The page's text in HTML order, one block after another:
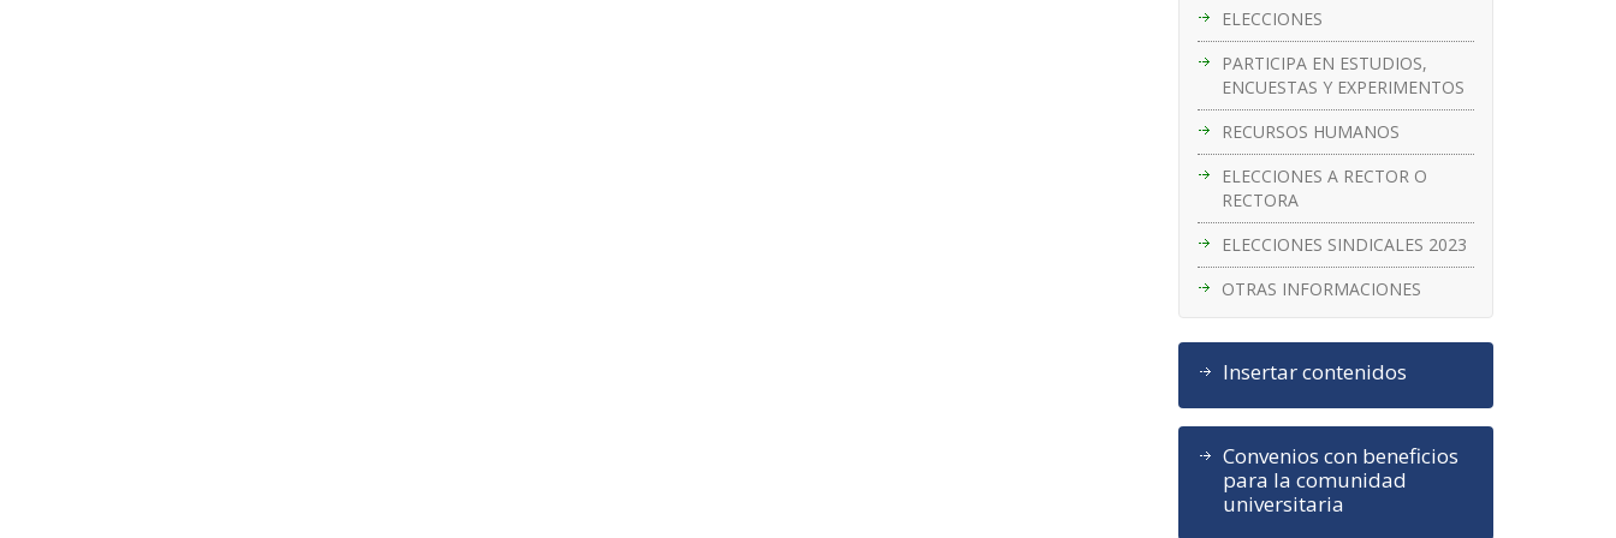
ELECCIONES
PARTICIPA EN ESTUDIOS,
ENCUESTAS Y EXPERIMENTOS
RECURSOS HUMANOS
ELECCIONES A RECTOR O
RECTORA
ELECCIONES SINDICALES 2023
OTRAS INFORMACIONES
Insertar contenidos
Convenios con beneficios
para la comunidad
universitaria